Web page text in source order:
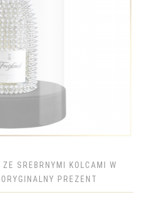
SREBRNYMI KOLCAMI W
PREZENT